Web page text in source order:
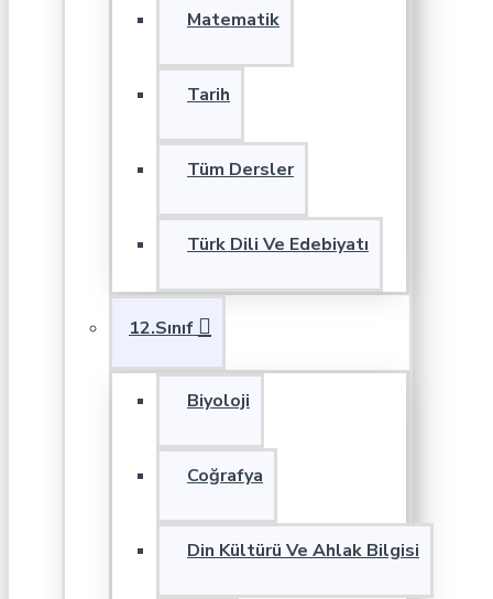
Matematik
Tarih
Tüm Dersler
Türk Dili Ve Edebiyatı
12.Sınıf
Biyoloji
Coğrafya
Din Kültürü Ve Ahlak Bilgisi